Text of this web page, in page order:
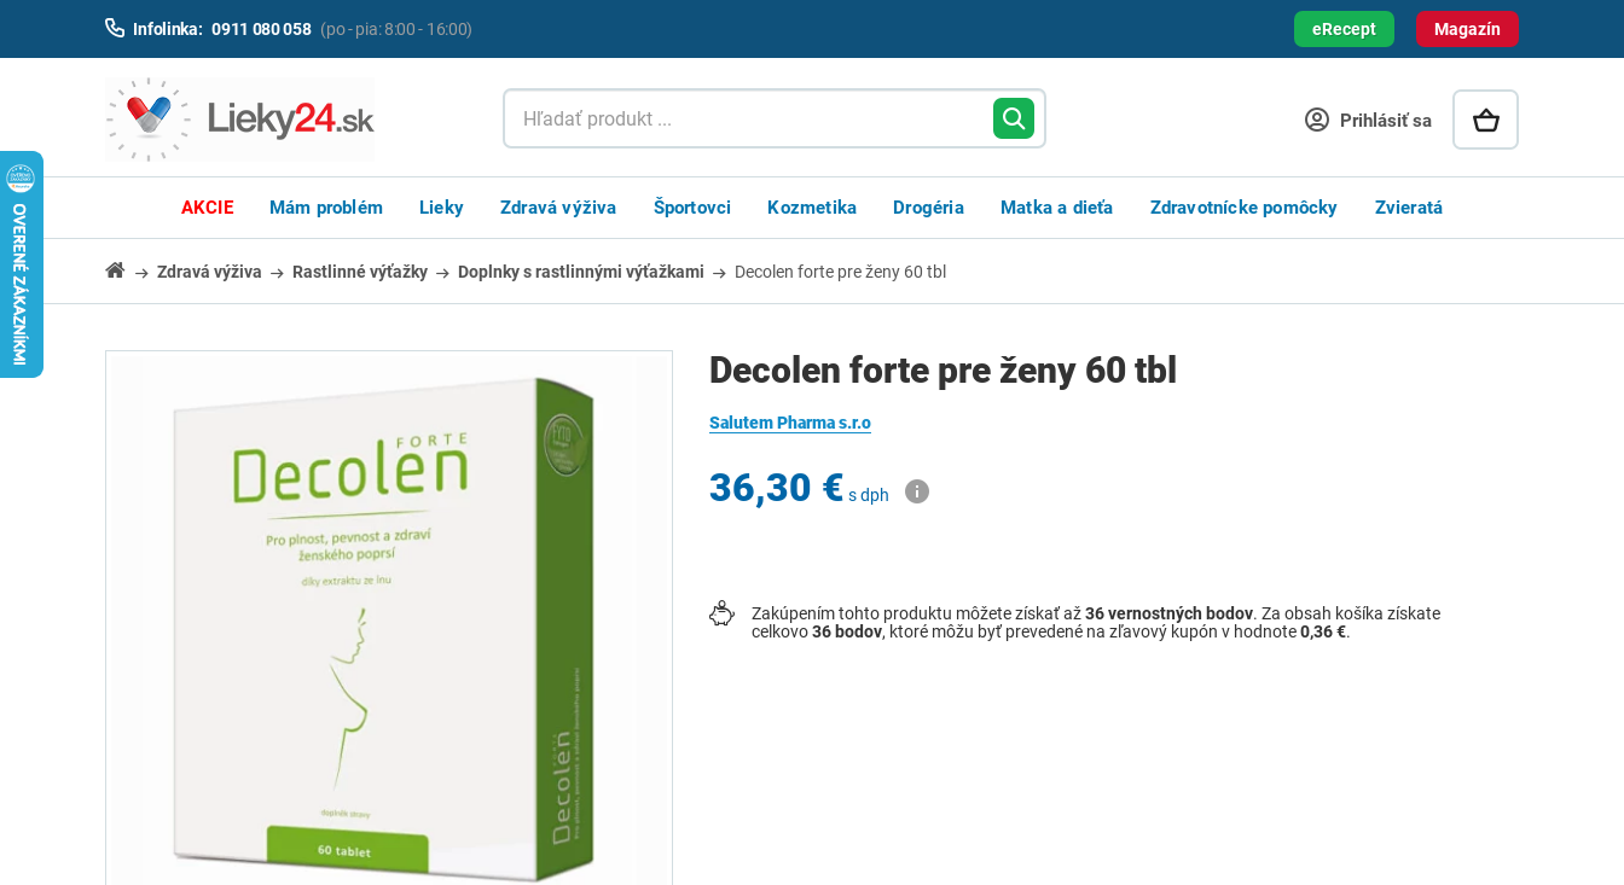
Magazín
Infolinka: 0911 080 058 (po - pia: 8:00 - 16:00) eRecept
Prihlásiť sa
AKCIE Mám problém Lieky Zdravá výživa Športovci Kozmetika Drogéria Matka a dieťa Zdravotnícke pomôcky Zvieratá
Zdravá výživa Rastlinné výťažky Doplnky s rastlinnými výťažkami Decolen forte pre ženy 60 tbl
Decolen forte pre ženy 60 tbl
Salutem Pharma s.r.o
36,30 € s dph
Zakúpením tohto produktu môžete získať až36vernostných bodov. Za obsah košíka získate
celkovo36 bodov, ktoré môžu byť prevedené na zľavový kupón v hodnote0,36 €.